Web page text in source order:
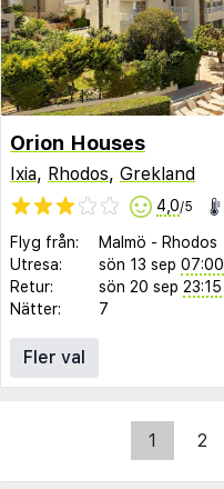
Orion Houses
Ixia, Rhodos, Grekland
4,0/5
Flyg från: Malmö - Rhodos
Utresa:
sön 13 sep 07:00
Retur:
sön 20 sep 23:15
Nätter:
7
Fler val
1 2